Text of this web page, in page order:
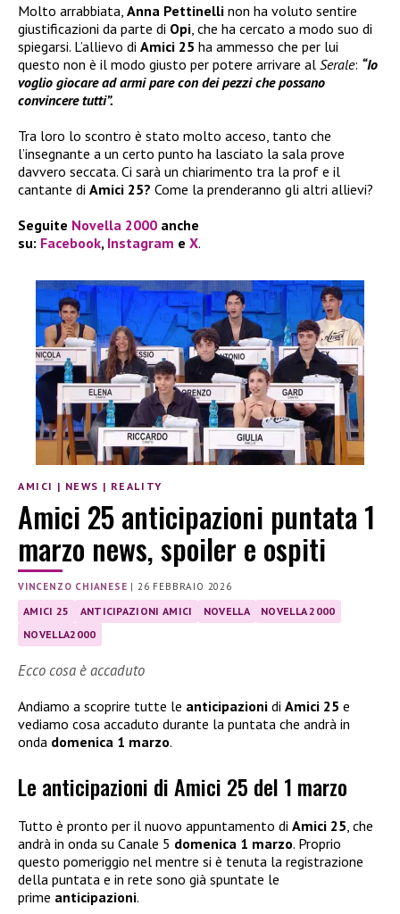
Molto arrabbiata, Anna Pettinelli non ha voluto sentire
giustificazioni da parte di Opi , che ha cercato a modo suo di
spiegarsi. L’allievo di Amici 25 ha ammesso che per lui
questo non è il modo giusto per potere arrivare al Serale: “Io
voglio giocare ad armi pare con dei pezzi che possano
convincere tutti”.
Tra loro lo scontro è stato molto acceso, tanto che
l’insegnante a un certo punto ha lasciato la sala prove
davvero seccata. Ci sarà un chiarimento tra la prof e il
cantante di Amici 25? Come la prenderanno gli altri allievi?
Seguite Novella 2000 anche
su: Facebook, Instagram e X.
AMICI | NEWS | REALITY
Amici 25 anticipazioni puntata 1
marzo news, spoiler e ospiti
VINCENZO CHIANESE |26 FEBBRAIO 2026
AMICI 25 ANTICIPAZIONI AMICI NOVELLA
NOVELLA 2000
NOVELLA2000
Ecco cosa è accaduto
Andiamo a scoprire tutte le anticipazioni di Amici 25 e
vediamo cosa accaduto durante la puntata che andrà in
onda domenica 1 marzo.
Le anticipazioni di Amici 25 del 1 marzo
Tutto è pronto per il nuovo appuntamento di Amici 25, che
andrà in onda su Canale 5 domenica 1 marzo. Proprio
questo pomeriggio nel mentre si è tenuta la registrazione
della puntata e in rete sono già spuntate le
prime anticipazioni.